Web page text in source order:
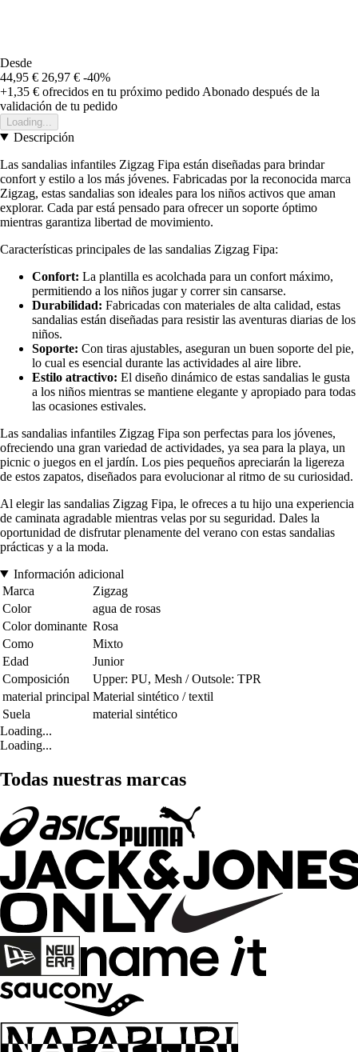
Desde
44,95 € 26,97 € -40%
+1,35 € ofrecidos en tu próximo pedido Abonado después de la
validación de tu pedido
Loading...
Descripción
Las sandalias infantiles Zigzag Fipa están diseñadas para brindar
confort y estilo a los más jóvenes. Fabricadas por la reconocida marca
Zigzag, estas sandalias son ideales para los niños activos que aman
explorar. Cada par está pensado para ofrecer un soporte óptimo
mientras garantiza libertad de movimiento.
Características principales de las sandalias Zigzag Fipa:
Confort: La plantilla es acolchada para un confort máximo,
permitiendo a los niños jugar y correr sin cansarse.
Durabilidad: Fabricadas con materiales de alta calidad, estas
sandalias están diseñadas para resistir las aventuras diarias de los
niños.
Soporte: Con tiras ajustables, aseguran un buen soporte del pie,
lo cual es esencial durante las actividades al aire libre.
Estilo atractivo: El diseño dinámico de estas sandalias le gusta
a los niños mientras se mantiene elegante y apropiado para todas
las ocasiones estivales.
Las sandalias infantiles Zigzag Fipa son perfectas para los jóvenes,
ofreciendo una gran variedad de actividades, ya sea para la playa, un
picnic o juegos en el jardín. Los pies pequeños apreciarán la ligereza
de estos zapatos, diseñados para evolucionar al ritmo de su curiosidad.
Al elegir las sandalias Zigzag Fipa, le ofreces a tu hijo una experiencia
de caminata agradable mientras velas por su seguridad. Dales la
oportunidad de disfrutar plenamente del verano con estas sandalias
prácticas y a la moda.
Información adicional
Marca
Zigzag
Color
agua de rosas
Color dominante Rosa
Como
Mixto
Edad
Junior
Composición
Upper: PU, Mesh / Outsole: TPR
material principal Material sintético / textil
Suela
material sintético
Loading...
Loading...
Todas nuestras marcas